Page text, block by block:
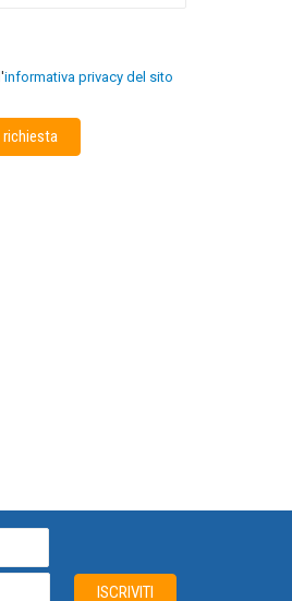
informativa privacy del sito
richiesta
ISCRIVITI